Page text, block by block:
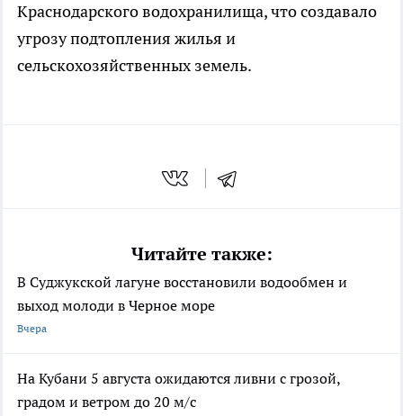
Краснодарского водохранилища, что создавало
угрозу подтопления жилья и
сельскохозяйственных земель.
Читайте также:
В Суджукской лагуне восстановили водообмен и
выход молоди в Черное море
Вчера
На Кубани 5 августа ожидаются ливни с грозой,
градом и ветром до 20 м/с